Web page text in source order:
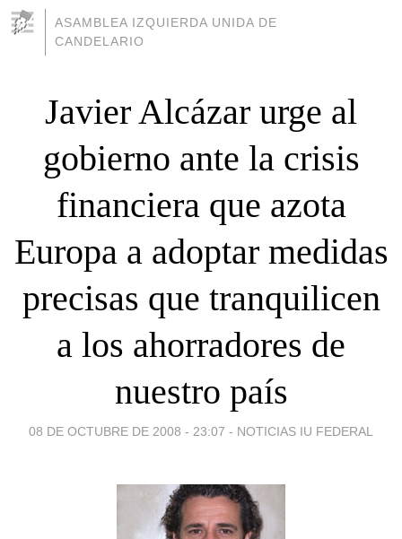
ASAMBLEA IZQUIERDA UNIDA DE
CANDELARIO
Javier Alcázar urge al
gobierno ante la crisis
financiera que azota
Europa a adoptar medidas
precisas que tranquilicen
a los ahorradores de
nuestro país
08 DE OCTUBRE DE 2008 - 23:07 - NOTICIAS IU FEDERAL